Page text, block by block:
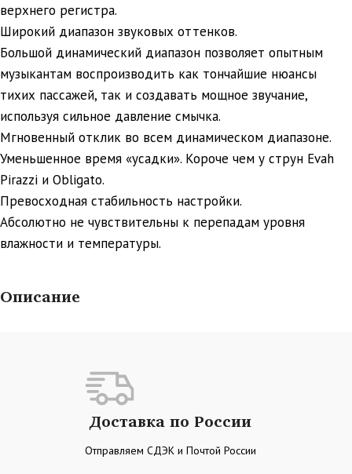
верхнего регистра.
Широкий диапазон звуковых оттенков.
Большой динамический диапазон позволяет опытным
музыкантам воспроизводить как тончайшие нюансы
тихих пассажей, так и создавать мощное звучание,
используя сильное давление смычка.
Мгновенный отклик во всем динамическом диапазоне.
Уменьшенное время «усадки». Короче чем у струн Evah
Pirazzi и Obligato.
Превосходная стабильность настройки.
Абсолютно не чувствительны к перепадам уровня
влажности и температуры.
Описание
Доставка по России
Отправляем СДЭК и Почтой России